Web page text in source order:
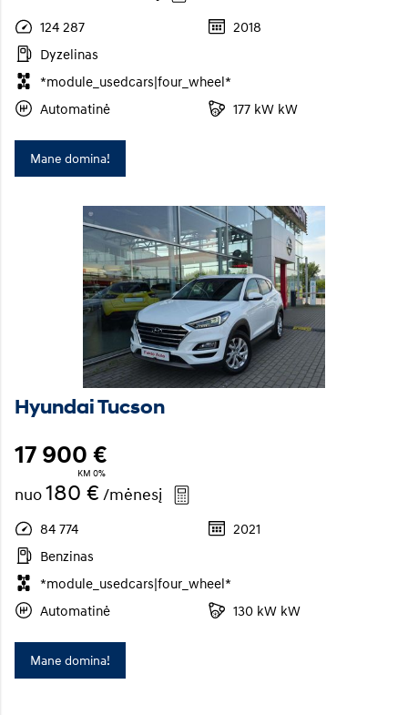
124 287
2018
Dyzelinas
*module_usedcars|four_wheel*
Automatinė
177 kW kW
Mane domina!
Hyundai Tucson
17 900 €
KM 0%
nuo180 € /mėnesį
84 774
2021
Benzinas
*module_usedcars|four_wheel*
Automatinė
130 kW kW
Mane domina!